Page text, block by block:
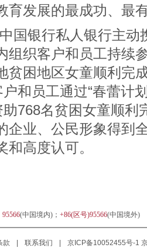
育发展的最成功、最
国银行私人银行主
组织客户和员工持续
贫困地区女童顺利完
和员工通过“春蕾计
768名贫困女童顺利
企业、公民形象得到
高度认可。
95566(中国境内)； +86(区号)95566(中国境外)
款 联系我们 京ICP备10052455号-1